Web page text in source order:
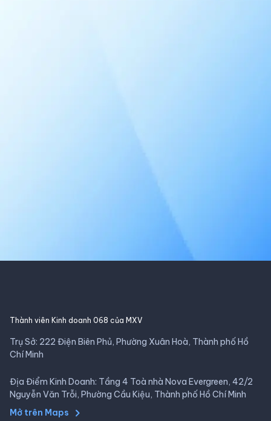
Thành viên Kinh doanh 068 của MXV
Trụ Sở: 222 Điện Biên Phủ, Phường Xuân Hoà, Thành phố Hồ
Chí Minh
Địa Điểm Kinh Doanh: Tầng 4 Toà nhà Nova Evergreen, 42/2
Nguyễn Văn Trỗi, Phường Cầu Kiệu, Thành phố Hồ Chí Minh
Mở trên Maps